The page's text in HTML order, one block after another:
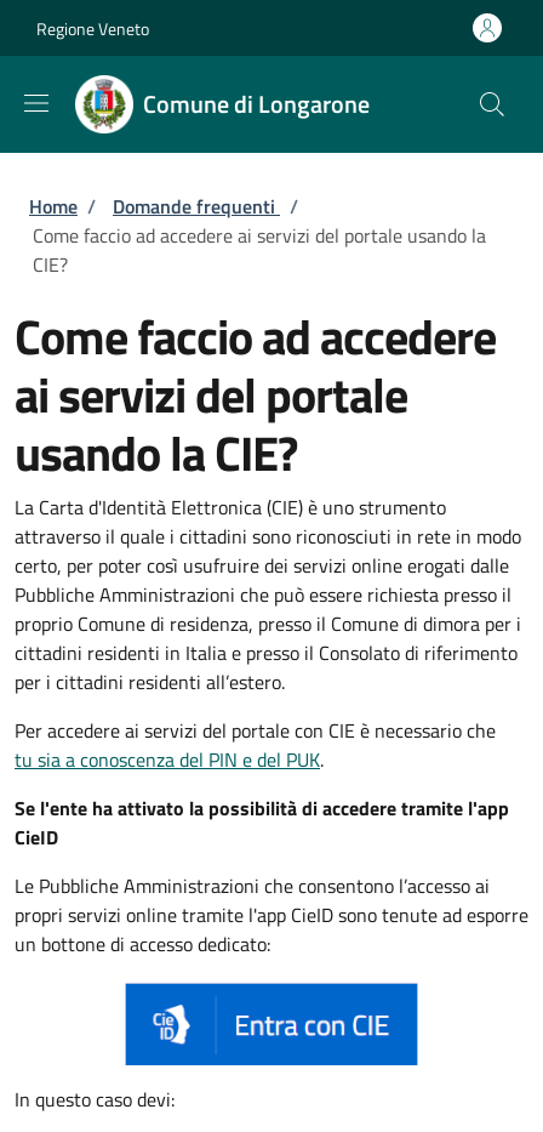
Regione Veneto
Comune di Longarone
Briciole di pane
Home / Domande frequenti /
Come faccio ad accedere ai servizi del portale usando la
CIE?
Come faccio ad accedere
ai servizi del portale
usando la CIE?
La Carta d'Identità Elettronica (CIE) è uno strumento
attraverso il quale i cittadini sono riconosciuti in rete in modo
certo, per poter così usufruire dei servizi online erogati dalle
Pubbliche Amministrazioni che può essere richiesta presso il
proprio Comune di residenza, presso il Comune di dimora per i
cittadini residenti in Italia e presso il Consolato di riferimento
per i cittadini residenti all’estero.
Per accedere ai servizi del portale con CIE è necessario che
tu sia a conoscenza del PIN e del PUK.
Se l'ente ha attivato la possibilità di accedere tramite l'app
CieID
Le Pubbliche Amministrazioni che consentono l’accesso ai
propri servizi online tramite l'app CieID sono tenute ad esporre
un bottone di accesso dedicato:
In questo caso devi: